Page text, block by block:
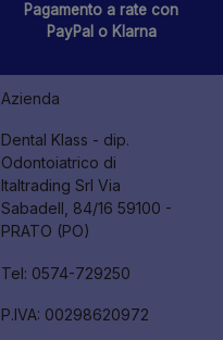
Pagamento a rate con
PayPal o Klarna
Azienda
Dental Klass - dip.
Odontoiatrico di
Italtrading Srl Via
Sabadell, 84/16 59100 -
PRATO (PO)
Tel: 0574-729250
P.IVA: 00298620972